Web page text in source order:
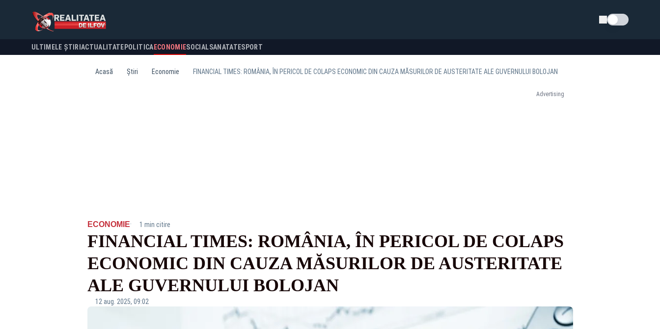
Schimba tema
ULTIMELE ȘTIRI ACTUALITATE POLITICA ECONOMIESOCIALSANATATESPORT
Acasă Știri Economie FINANCIAL TIMES: ROMÂNIA, ÎN PERICOL DE COLAPS ECONOMIC DIN CAUZA MĂSURILOR DE AUSTERITATE ALE GUVERNULUI BOLOJAN
Advertising
ECONOMIE· 1 min citire
FINANCIAL TIMES: ROMÂNIA, ÎN PERICOL DE COLAPS
ECONOMIC DIN CAUZA MĂSURILOR DE AUSTERITATE
ALE GUVERNULUI BOLOJAN
12 aug. 2025, 09:02